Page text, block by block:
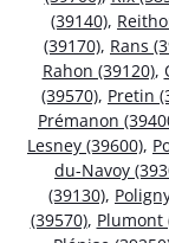
(39140),
(39170), Rans
Rahon (39120),
(39570), Pretin
Prémanon
Lesney (39600),
du-Navoy
(39130),
(39570), Plumont